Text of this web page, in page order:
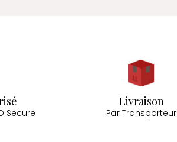
Secure
Livraison
Par Transporteur